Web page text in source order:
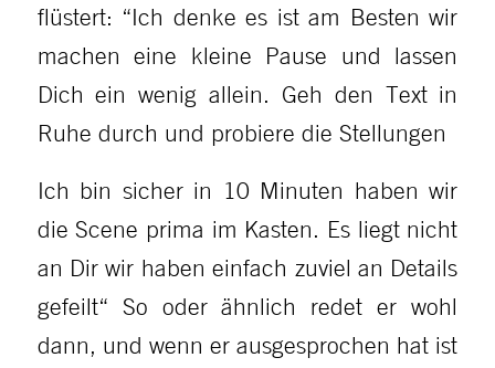
flüstert: “Ich denke es ist am Besten wir
machen eine kleine Pause und lassen
Dich ein wenig allein. Geh den Text in
Ruhe durch und probiere die Stellungen
Ich bin sicher in 10 Minuten haben wir
die Scene prima im Kasten. Es liegt nicht
an Dir wir haben einfach zuviel an Details
gefeilt“ So oder ähnlich redet er wohl
dann, und wenn er ausgesprochen hat ist